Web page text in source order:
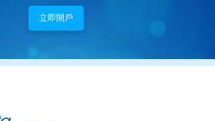
立即開戶